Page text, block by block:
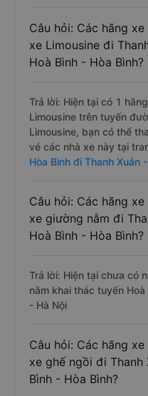
Câu hỏi: Các hãng
xe Limousine đi
Hoà Bình - Hòa Bình?
Trả lời: Hiện tại có 1
Limousine trên tuyến
Limousine, bạn có thể
vé các nhà xe này tại
Hòa Bình đi Thanh Xuân
Câu hỏi: Các hãng
xe giường nằm đi
Hoà Bình - Hòa Bình?
Trả lời: Hiện tại chưa có
nằm khai thác tuyến
- Hà Nội
Câu hỏi: Các hãng
xe ghế ngồi đi
Bình - Hòa Bình?